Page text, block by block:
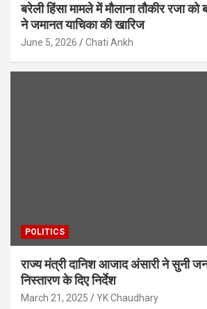
बरेली हिंसा मामले में मौलाना तौकीर रजा को
ने जमानत याचिका की खारिज
June 5, 2026 Chati Ankh
POLITICS
राज्य मंत्री दानिश आजाद अंसारी ने सुनी
निस्तारण के दिए निर्देश
March 21, 2025 YK Chaudhary